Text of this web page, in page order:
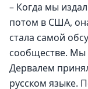
– Когда мы
потом в США,
стала самой
сообществе. Мы
Дервалем
русском языке.